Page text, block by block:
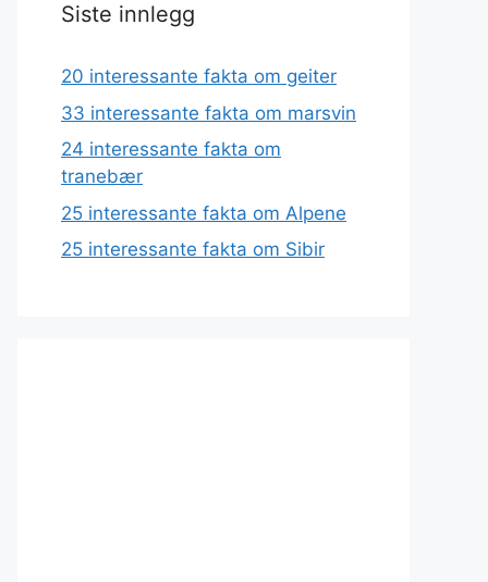
Siste innlegg
20 interessante fakta om geiter
33 interessante fakta om marsvin
24 interessante fakta om
tranebær
25 interessante fakta om Alpene
25 interessante fakta om Sibir